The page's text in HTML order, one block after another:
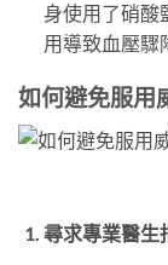
身使用了硝酸
用導致血壓驟
如何避免服用
尋求專業醫生